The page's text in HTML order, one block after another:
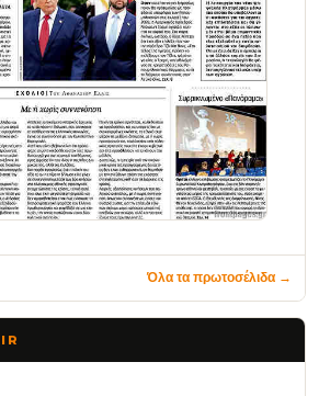
Όλα τα πρωτοσέλιδα →